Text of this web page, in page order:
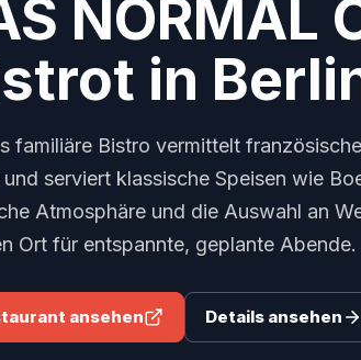
NORMAL
in
familiäre Bistro vermittelt
und serviert klassische Speisen wie
Atmosphäre und die Auswahl an
Ort für entspannte, geplante Abende.
ansehen Details ansehen